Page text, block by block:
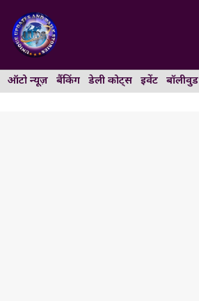
content
ऑटो न्यूज़ बैंकिंग डेली कोट्स इवेंट बॉलीवुड